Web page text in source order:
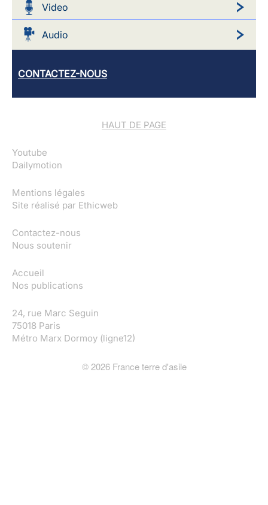
Video
Audio
CONTACTEZ-NOUS
HAUT DE PAGE
Youtube
Dailymotion
Mentions légales
Site réalisé par Ethicweb
Contactez-nous
Nous soutenir
Accueil
Nos publications
24, rue Marc Seguin
75018 Paris
Métro Marx Dormoy (ligne12)
© 2026France terre d'asile